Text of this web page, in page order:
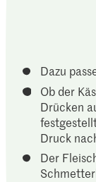
Dazu
Ob der
Drücken
Druck
Der